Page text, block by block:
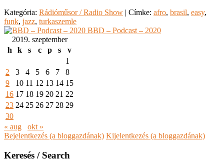
Kategória: Rádióműsor / Radio Show | Címke: afro, brasil, easy,
funk, jazz, turkaszemle
BBD – Podcast – 2020
2019. szeptember
h
k s c p s
v
1
2
3 4 5 6 7
8
9
10 11 12 13 14 15
16 17 18 19 20 21 22
23 24 25 26 27 28 29
30
« aug
okt »
Bejelentkezés (a bloggazdának) Kijelentkezés (a bloggazdának)
Keresés / Search